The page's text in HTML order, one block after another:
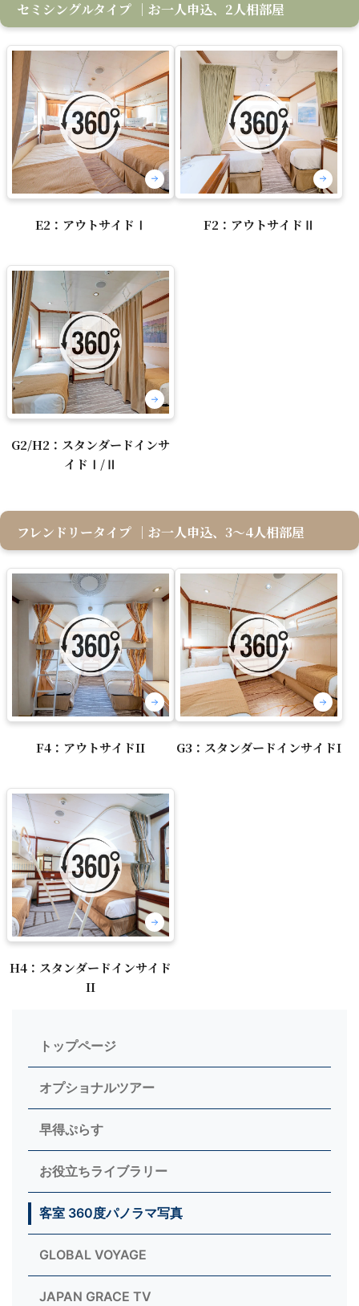
トップページ
オプショナルツアー
早得ぷらす
お役立ちライブラリー
客室 360度パノラマ写真
GLOBAL VOYAGE
JAPAN GRACE TV
セミシングルタイプ ｜お一人申込、2人相部屋
E2：アウトサイドⅠ F2：アウトサイドⅡ
G2/H2：スタンダードインサ
イドⅠ/Ⅱ
フレンドリータイプ ｜お一人申込、3～4人相部屋
F4：アウトサイドII G3：スタンダードインサイドI
H4：スタンダードインサイド
II